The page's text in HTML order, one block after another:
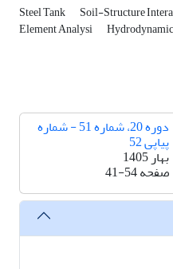
Steel Tank Soil-Structure
Element Analysi
دوره 20، شماره 51 - شماره
پیاپی 52
بهار 1405
صفحه41-54